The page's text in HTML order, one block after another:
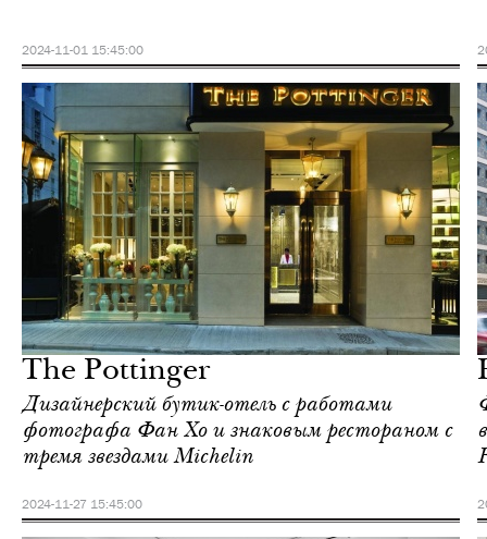
2024-11-01 15:45:00
The Pottinger
Дизайнерский бутик-отель с работами
фотографа Фан Хо и знаковым рестораном с
тремя звездами Michelin
2024-11-27 15:45:00